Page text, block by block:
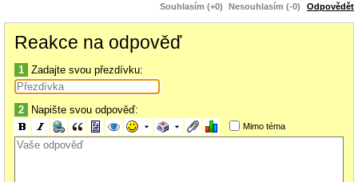
Souhlasím (+0) Nesouhlasím (-0) Odpovědět
Reakce na odpověď
1 Zadajte svou přezdívku:
2 Napište svou odpověď:
Mimo téma